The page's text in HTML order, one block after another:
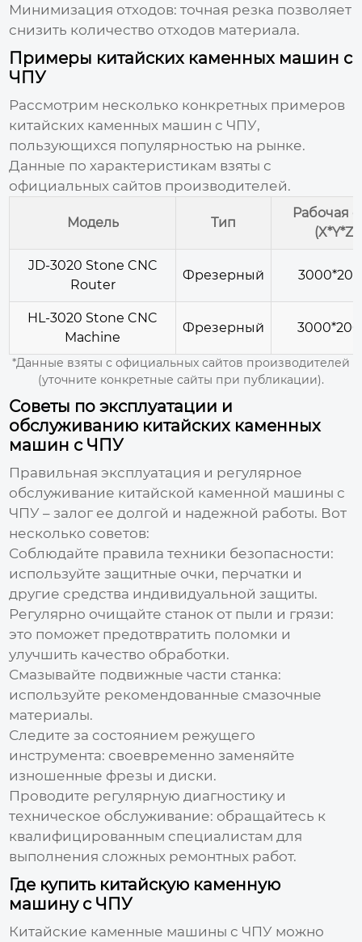
Минимизация отходов: точная резка позволяет
снизить количество отходов материала.
Примеры китайских каменных машин с
ЧПУ
Рассмотрим несколько конкретных примеров
китайских каменных машин с ЧПУ,
пользующихся популярностью на рынке.
Данные по характеристикам взяты с
официальных сайтов производителей.
Модель Тип
Рабочая
JD-3020 Stone CNC
Router
Фрезерный
HL-3020 Stone CNC
Machine
Фрезерный
*Данные взяты с официальных сайтов производителей
(уточните конкретные сайты при публикации).
Советы по эксплуатации и
обслуживанию китайских каменных
машин с ЧПУ
Правильная эксплуатация и регулярное
обслуживание китайской каменной машины с
ЧПУ – залог ее долгой и надежной работы. Вот
несколько советов:
Соблюдайте правила техники безопасности:
используйте защитные очки, перчатки и
другие средства индивидуальной защиты.
Регулярно очищайте станок от пыли и грязи:
это поможет предотвратить поломки и
улучшить качество обработки.
Смазывайте подвижные части станка:
используйте рекомендованные смазочные
материалы.
Следите за состоянием режущего
инструмента: своевременно заменяйте
изношенные фрезы и диски.
Проводите регулярную диагностику и
техническое обслуживание: обращайтесь к
квалифицированным специалистам для
выполнения сложных ремонтных работ.
Где купить китайскую каменную
машину с ЧПУ
Китайские каменные машины с ЧПУ можно